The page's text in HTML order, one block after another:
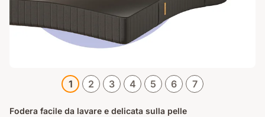
1 2 3 4 5 6 7
Fodera facile da lavare e delicata sulla pelle